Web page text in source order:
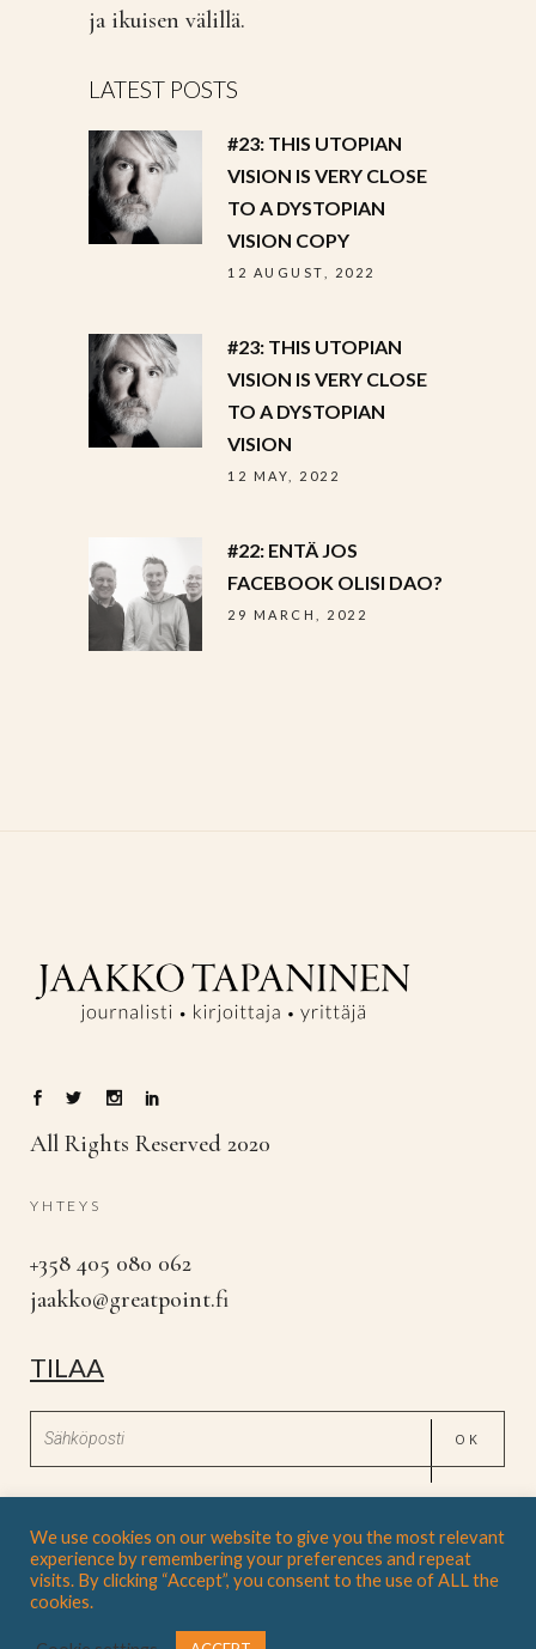
ja ikuisen välillä.
LATEST POSTS
#23: THIS UTOPIAN
VISION IS VERY CLOSE
TO A DYSTOPIAN
VISION COPY
12 AUGUST, 2022
#23: THIS UTOPIAN
VISION IS VERY CLOSE
TO A DYSTOPIAN
VISION
12 MAY, 2022
#22: ENTÄ JOS
FACEBOOK OLISI DAO?
29 MARCH, 2022
All Rights Reserved 2020
YHTEYS
+358 405 080 062
jaakko@greatpoint.fi
TILAA
We use cookies on our website to give you the most relevant
experience by remembering your preferences and repeat
visits. By clicking “Accept”, you consent to the use of ALL the
cookies.